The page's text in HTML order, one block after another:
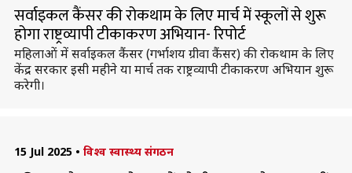
सर्वाइकल कैंसर की रोकथाम के लिए मार्च में स्कूलों से शुरू
होगा राष्ट्रव्यापी टीकाकरण अभियान- रिपोर्ट
महिलाओं में सर्वाइकल कैंसर (गर्भाशय ग्रीवा कैंसर) की रोकथाम के लिए
केंद्र सरकार इसी महीने या मार्च तक राष्ट्रव्यापी टीकाकरण अभियान शुरू
करेगी।
15 Jul 2025 • विश्व स्वास्थ्य संगठन